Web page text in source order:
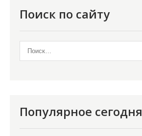
Поиск по сайту
Популярное сегодня